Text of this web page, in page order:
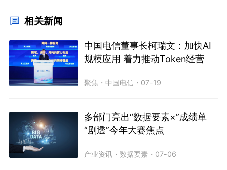
相关新闻
中国电信董事长柯瑞文：加快AI
规模应用 着力推动Token经营
聚焦 ・ 中国电信 ・ 07-19
多部门亮出“数据要素×”成绩单
“剧透”今年大赛焦点
产业资讯 ・数据要素 ・ 07-06